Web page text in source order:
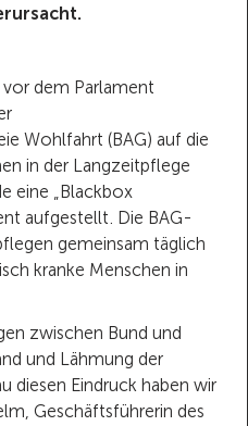
dem Parlament
Wohlfahrt (BAG) auf die
in der Langzeitpflege
eine „Blackbox
aufgestellt. Die BAG-
gemeinsam täglich
kranke Menschen in
zwischen Bund und
und Lähmung der
diesen Eindruck haben wir
Geschäftsführerin des